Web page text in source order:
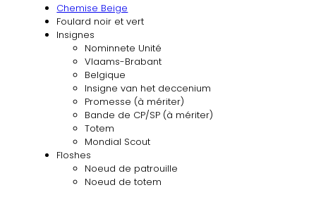
Chemise Beige
Foulard noir et vert
Insignes
Nominnete Unité
Vlaams-Brabant
Belgique
Insigne van het deccenium
Promesse (à mériter)
Bande de CP/SP (à mériter)
Totem
Mondial Scout
Floshes
Noeud de patrouille
Noeud de totem